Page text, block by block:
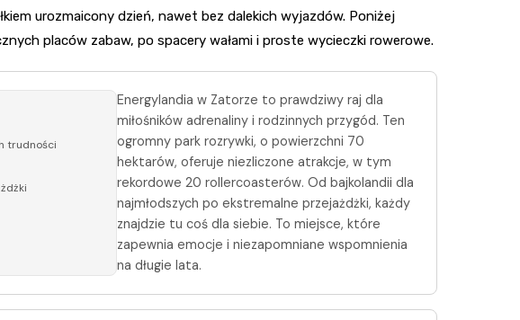
okolicach
Przepisy
Dom i ogród
Imieniny
Pozostałe
Uroda i pielęgnacja
Edukacja i opieka
Sport i rozrywka
Zwierzęta
Sklepy specjalistyczne
Usługi
urozmaicony dzień, nawet bez dalekich wyjazdów. Poniżej
placów zabaw, po spacery wałami i proste wycieczki rowerowe.
trudności
Energylandia w Zatorze to prawdziwy raj dla
miłośników adrenaliny i rodzinnych przygód. Ten
ogromny park rozrywki, o powierzchni 70
hektarów, oferuje niezliczone atrakcje, w tym
rekordowe 20 rollercoasterów. Od bajkolandii dla
najmłodszych po ekstremalne przejażdżki, każdy
znajdzie tu coś dla siebie. To miejsce, które
zapewnia emocje i niezapomniane wspomnienia
na długie lata.